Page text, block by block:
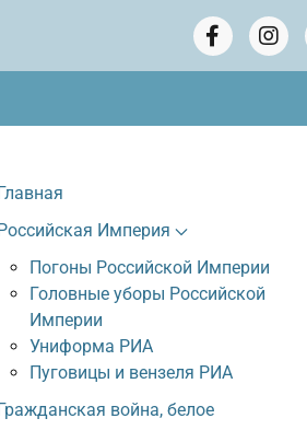
Главная
Российская Империя
Погоны Российской Империи
Головные уборы Российской
Империи
Униформа РИА
Пуговицы и вензеля РИА
Гражданская война, белое